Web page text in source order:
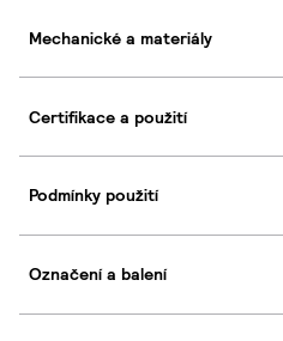
Mechanické a materiály
Certifikace a použití
Podmínky použití
Označení a balení